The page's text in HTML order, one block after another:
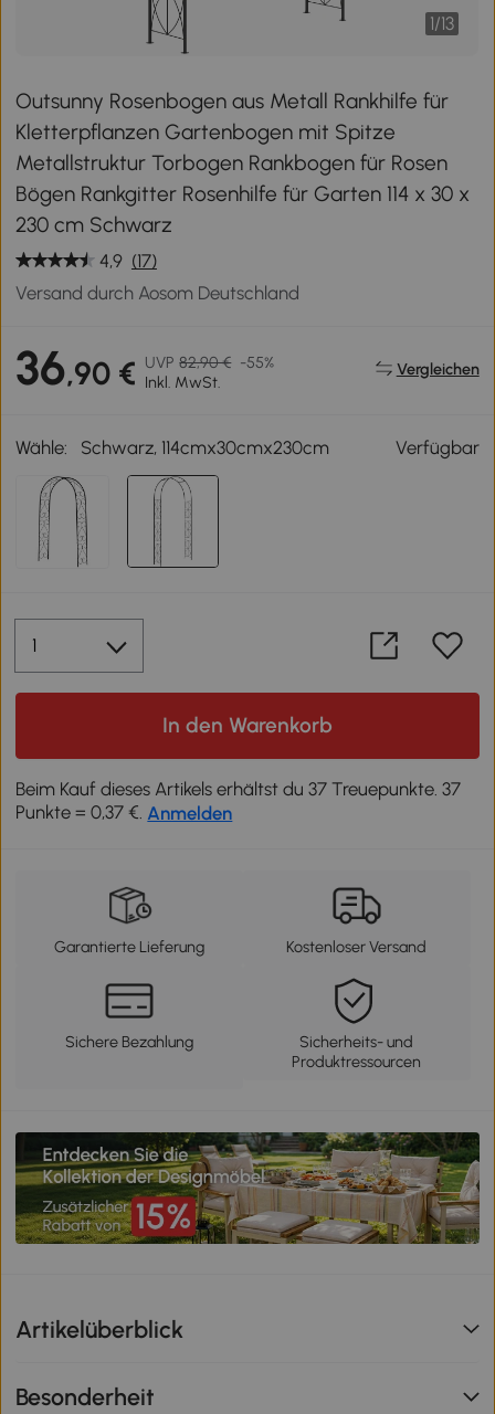
1/13
Outsunny Rosenbogen aus Metall Rankhilfe für
Kletterpflanzen Gartenbogen mit Spitze
Metallstruktur Torbogen Rankbogen für Rosen
Bögen Rankgitter Rosenhilfe für Garten 114 x 30 x
230 cm Schwarz
4,9 (17)
Versand durch Aosom Deutschland
36,90 € UVP 82,90 € -55%
Inkl. MwSt.
Vergleichen
Wähle: Schwarz, 114cmx30cmx230cm Verfügbar
In den Warenkorb
Beim Kauf dieses Artikels erhältst du 37 Treuepunkte. 37
Punkte = 0,37 €. Anmelden
Garantierte Lieferung Kostenloser Versand
Sichere Bezahlung
Sicherheits- und
Produktressourcen
Artikelüberblick
Besonderheit